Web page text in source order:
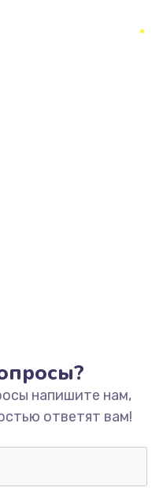
usb) телефона
телефона
напишите нам,
ответят вам!